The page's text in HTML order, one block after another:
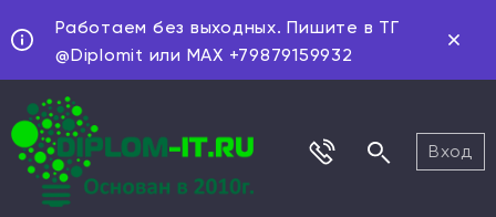
Работаем без выходных. Пишите в ТГ
@Diplomit или MAX +79879159932
Вход